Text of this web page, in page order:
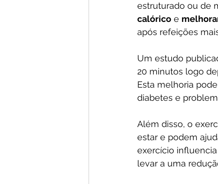
estruturado ou de
calórico e
após refeições
Um estudo
20 minutos logo
Esta melhoria
diabetes e
Além disso, o
estar e podem
exercício
levar a uma